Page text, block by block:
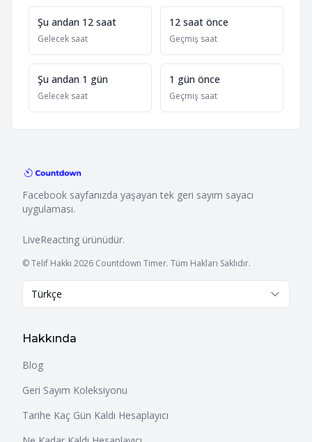
Şu andan 12 saat
Gelecek saat
12 saat önce
Geçmiş saat
Şu andan 1 gün
Gelecek saat
1 gün önce
Geçmiş saat
Facebook sayfanızda yaşayan tek geri sayım sayacı
uygulaması.
LiveReacting ürünüdür.
© Telif Hakkı 2026 Countdown Timer. Tüm Hakları Saklıdır.
Türkçe
Hakkında
Blog
Geri Sayım Koleksiyonu
Tarihe Kaç Gün Kaldı Hesaplayıcı